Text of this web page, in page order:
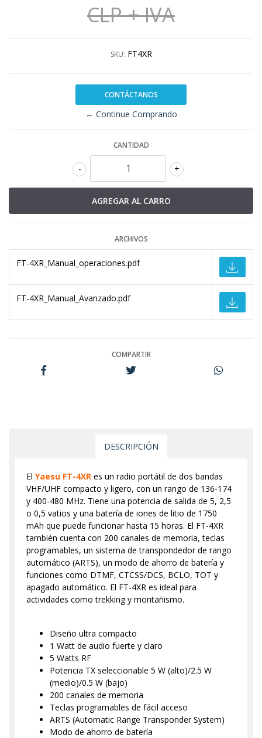
CLP+ IVA
SKU: FT4XR
CONTÁCTANOS
← Continue Comprando
CANTIDAD
+
-
ARCHIVOS
FT-4XR_Manual_operaciones.pdf
FT-4XR_Manual_Avanzado.pdf
COMPARTIR
DESCRIPCIÓN
El Yaesu FT-4XR es un radio portátil de dos bandas
VHF/UHF compacto y ligero, con un rango de 136-174
y 400-480 MHz. Tiene una potencia de salida de 5, 2,5
o 0,5 vatios y una batería de iones de litio de 1750
mAh que puede funcionar hasta 15 horas. El FT-4XR
también cuenta con 200 canales de memoria, teclas
programables, un sistema de transpondedor de rango
automático (ARTS), un modo de ahorro de batería y
funciones como DTMF, CTCSS/DCS, BCLO, TOT y
apagado automático. El FT-4XR es ideal para
actividades como trekking y montañismo.
Diseño ultra compacto
1 Watt de audio fuerte y claro
5 Watts RF
Potencia TX seleccionable 5 W (alto)/2.5 W
(medio)/0.5 W (bajo)
200 canales de memoria
Teclas programables de fácil acceso
ARTS (Automatic Range Transponder System)
Modo de ahorro de batería